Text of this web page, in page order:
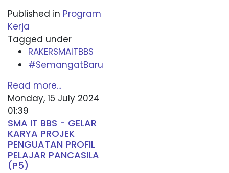
Published in Program
Kerja
Tagged under
RAKERSMAITBBS
#SemangatBaru
Read more...
Monday, 15 July 2024
01:39
SMA IT BBS - GELAR
KARYA PROJEK
PENGUATAN PROFIL
PELAJAR PANCASILA
(P5)